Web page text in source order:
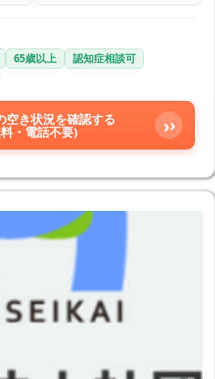
65歳以上
認知症相談可
空き状況を確認する
・電話不要)
›